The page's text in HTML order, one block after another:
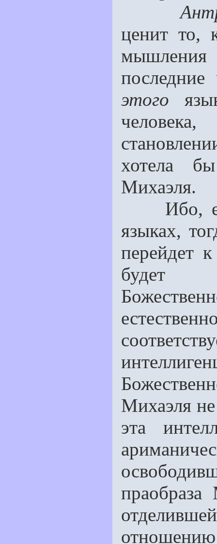
ценит то,
мышления
этого
хотела
Михаэ­ля.
Ибо,
языках,
перейдет
будет
Михаэля
эта